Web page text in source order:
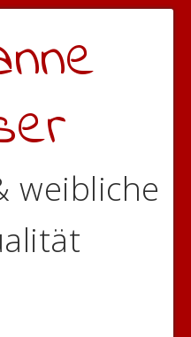
weibliche